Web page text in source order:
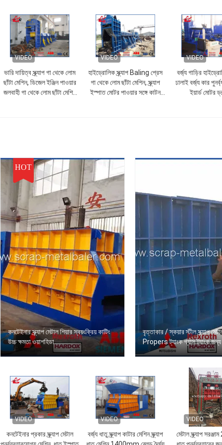
VIDEO
ভারি দায়িত্ব স্ক্র্যাপ গা থেকে লোম
ছাঁটা মেশিন, ডিজেল ইঞ্জিন পাওয়ার
জলবাহী গা থেকে লোম ছাঁটা মেশিন
VIDEO
হাইড্রোলিক স্ক্র্যাপ Baling প্রেস
গা থেকে লোম ছাঁটা মেশিন, স্ক্র্যাপ
ইস্পাত মোটর পাওয়ার সঙ্গে কাটন
VIDEO
বর্জ্য গাড়ির
ঢালাই বর্জ্য কার
ইয়ার্ড মোটর
HOT
কনটেইনার স্ক্র্যাপ মেটাল শিয়ার স্বয়ংক্রিয় কাটিং
উচ্চ ক্ষমতা ওয়াশহিডা
বৃত্তাকার / স্কয়ার স্টীল স্ক্র্যাপ
Propers ট্যাংক গ্যাস ট্যাংক জন্য
VIDEO
কনটেইনার প্রকার স্ক্র্যাপ মেটাল
VIDEO
বর্জ্য ধাতু স্ক্র্যাপ কাটার মেশিন স্ক্র্যাপ
VIDEO
মেটাল স্ক্র্যাপ